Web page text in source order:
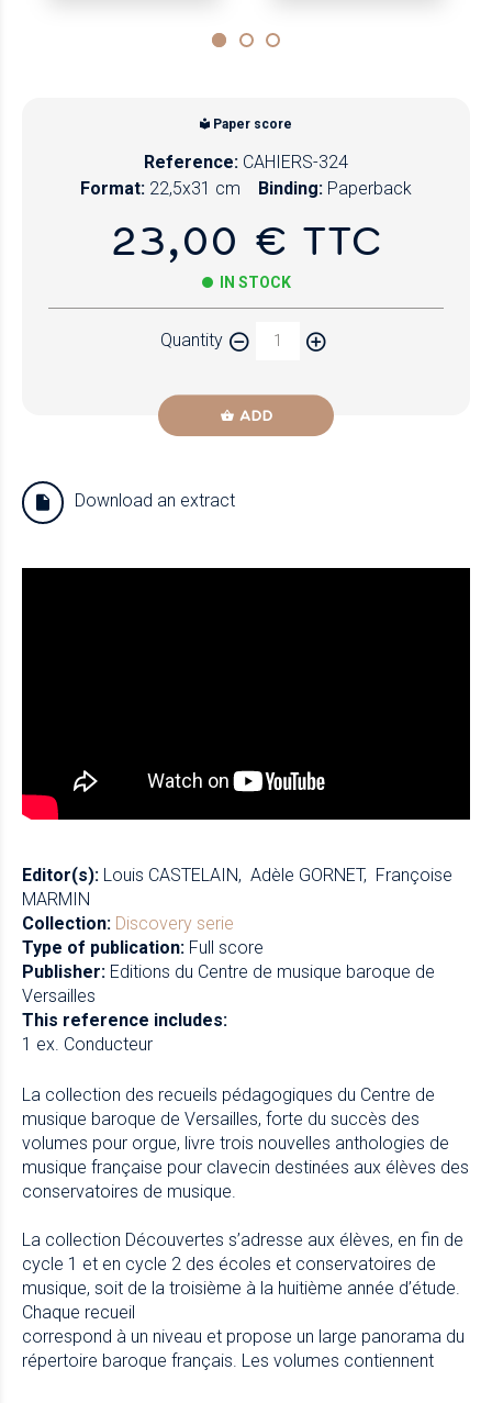
Paper score
Reference: CAHIERS-324
Format: 22,5x31 cm Binding: Paperback
23,00 € TTC
IN STOCK
Quantity
ADD
Download an extract
Editor(s): Louis CASTELAIN Adèle GORNET
Françoise
MARMIN
Collection: Discovery serie
Type of publication: Full score
Publisher: Editions du Centre de musique baroque de
Versailles
This reference includes:
1 ex. Conducteur
La collection des recueils pédagogiques du Centre de
musique baroque de Versailles, forte du succès des
volumes pour orgue, livre trois nouvelles anthologies de
musique française pour clavecin destinées aux élèves des
conservatoires de musique.
La collection Découvertes s’adresse aux élèves, en fin de
cycle 1 et en cycle 2 des écoles et conservatoires de
musique, soit de la troisième à la huitième année d’étude.
Chaque recueil
correspond à un niveau et propose un large panorama du
répertoire baroque français. Les volumes contiennent